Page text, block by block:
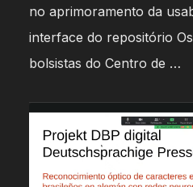
no aprimoramento da
interface do repositório
bolsistas do Centro de …